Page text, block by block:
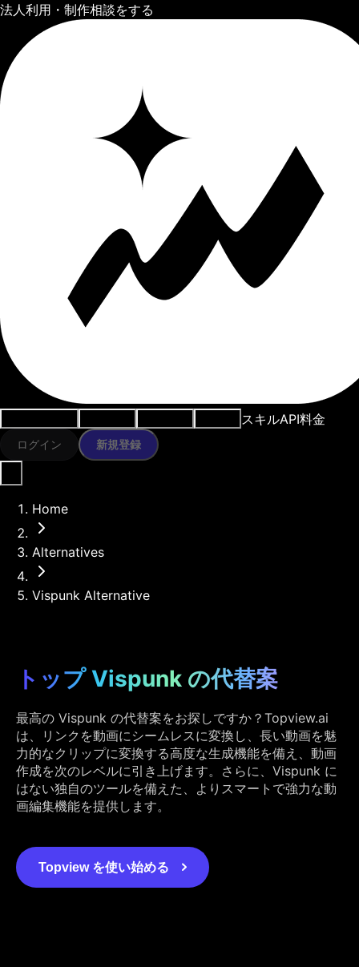
法人利用・制作相談をする
スキルAPI料金
ログイン 新規登録
Home
Alternatives
Vispunk Alternative
トップ Vispunk の代替案
最高の Vispunk の代替案をお探しですか？Topview.ai
は、リンクを動画にシームレスに変換し、長い動画を魅
力的なクリップに変換する高度な生成機能を備え、動画
作成を次のレベルに引き上げます。さらに、Vispunk に
はない独自のツールを備えた、よりスマートで強力な動
画編集機能を提供します。
Topview を使い始める